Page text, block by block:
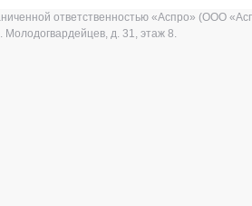
ответственностью «Аспро» (ООО
Молодогвардейцев, д. 31, этаж 8.